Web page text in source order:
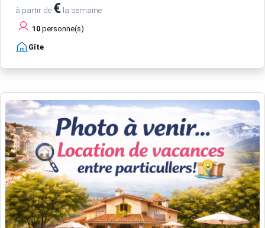
à partir de € la semaine
10 personne(s)
Gîte